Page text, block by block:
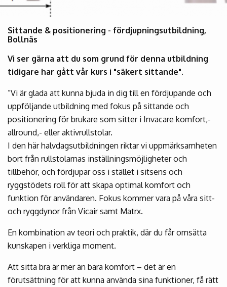
Sittande & positionering - fördjupningsutbildning,
Bollnäs
Vi ser gärna att du som grund för denna utbildning
tidigare har gått vår kurs i "säkert sittande".
”Vi är glada att kunna bjuda in dig till en fördjupande och
uppföljande utbildning med fokus på sittande och
positionering för brukare som sitter i Invacare komfort,-
allround,- eller aktivrullstolar.
I den här halvdagsutbildningen riktar vi uppmärksamheten
bort från rullstolarnas inställningsmöjligheter och
tillbehör, och fördjupar oss i stället i sitsens och
ryggstödets roll för att skapa optimal komfort och
funktion för användaren. Fokus kommer vara på våra sitt-
och ryggdynor från Vicair samt Matrx.
En kombination av teori och praktik, där du får omsätta
kunskapen i verkliga moment.
Att sitta bra är mer än bara komfort – det är en
förutsättning för att kunna använda sina funktioner, få rätt